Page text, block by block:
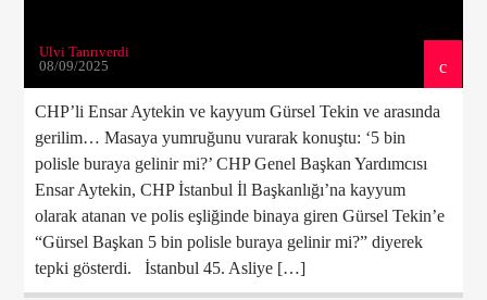
Radyo Çağrı 97.5
Ulvi Tanrıverdi
08/09/2025
CHP’li Ensar Aytekin ve kayyum Gürsel Tekin ve arasında
gerilim… Masaya yumruğunu vurarak konuştu: ‘5 bin
polisle buraya gelinir mi?’ CHP Genel Başkan Yardımcısı
Ensar Aytekin, CHP İstanbul İl Başkanlığı’na kayyum
olarak atanan ve polis eşliğinde binaya giren Gürsel Tekin’e
“Gürsel Başkan 5 bin polisle buraya gelinir mi?” diyerek
tepki gösterdi. İstanbul 45. Asliye […]